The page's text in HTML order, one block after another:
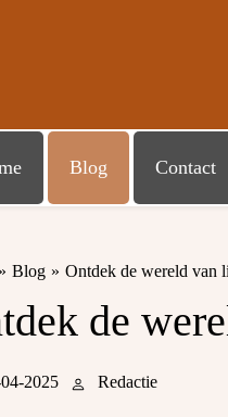
Blog Contact
» Blog » Ontdek de wereld van
de
2025 Redactie